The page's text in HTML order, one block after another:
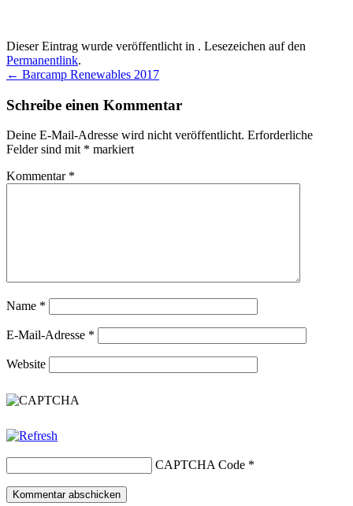
Dieser Eintrag wurde veröffentlicht in . Lesezeichen auf den
Permanentlink.
Beitragsnavigation
← Barcamp Renewables 2017
Schreibe einen Kommentar
Deine E-Mail-Adresse wird nicht veröffentlicht. Erforderliche
Felder sind mit * markiert
Kommentar *
Name *
E-Mail-Adresse *
Website
CAPTCHA Code *